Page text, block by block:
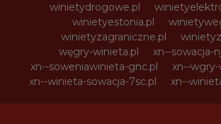
winietydrogowe.pl
winietyestonia.pl
winietyzagraniczne.pl
węgry-winieta.pl
xn--sowacja-
xn--soweniawinieta-gnc.pl
xn--
xn--winieta-sowacja-7sc.pl
xn--